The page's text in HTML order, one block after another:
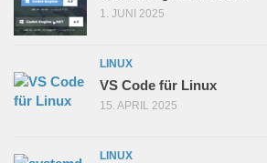
1. JUNI 2025
LINUX
VS Code für Linux
15. APRIL 2025
LINUX